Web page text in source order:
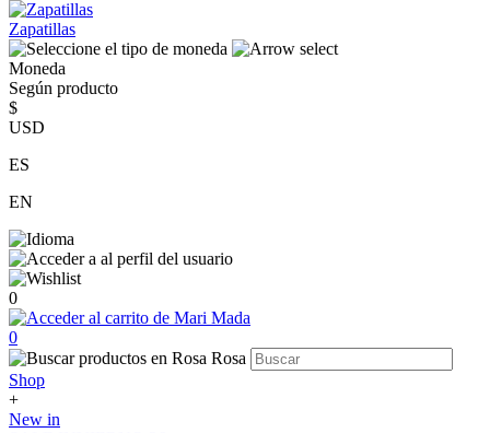
Zapatillas
Moneda
Según producto
$
USD
ES
EN
0
0
Shop
+
New in